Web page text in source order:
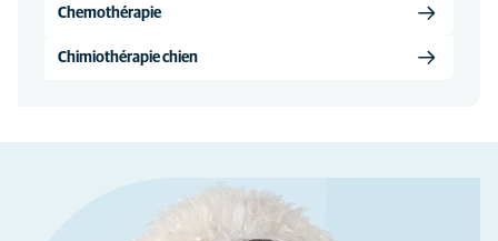
Chemothérapie
Chimiothérapie chien